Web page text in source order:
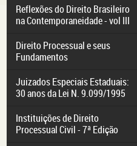
Reflexões do Direito Brasileiro
na Contemporaneidade - vol III
Direito Processual e seus
Fundamentos
Juizados Especiais Estaduais:
30 anos da Lei N. 9.099/1995
Instituições de Direito
Processual Civil - 7ª Edição